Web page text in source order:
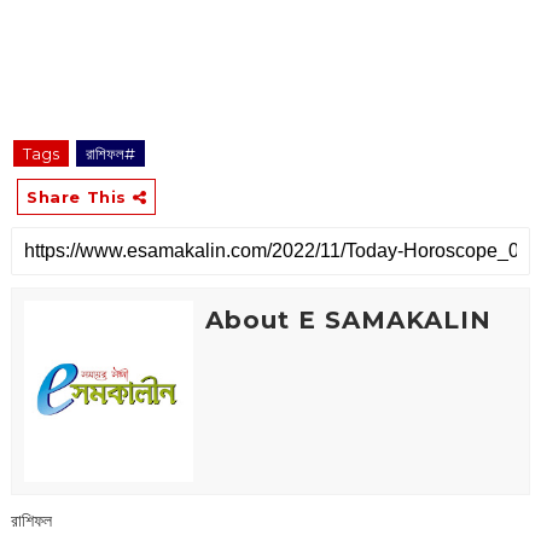
Tags রাশিফল#
Share This
About E SAMAKALIN
রাশিফল